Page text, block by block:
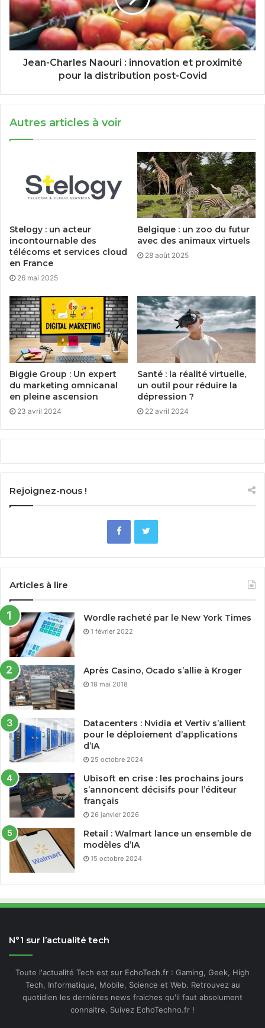
Jean-Charles Naouri : innovation et proximité
pour la distribution post-Covid
Autres articles à voir
Stelogy : un acteur
incontournable des
télécoms et services cloud
en France
26 mai 2025
Belgique : un zoo du futur
avec des animaux virtuels
28 août 2025
Biggie Group : Un expert
du marketing omnicanal
en pleine ascension
23 avril 2024
Santé : la réalité virtuelle,
un outil pour réduire la
dépression ?
22 avril 2024
Rejoignez-nous !
Articles à lire
Wordle racheté par le New York Times
1 février 2022
Après Casino, Ocado s’allie à Kroger
18 mai 2018
Datacenters : Nvidia et Vertiv s’allient
pour le déploiement d’applications
d’IA
25 octobre 2024
Ubisoft en crise : les prochains jours
s’annoncent décisifs pour l’éditeur
français
26 janvier 2026
Retail : Walmart lance un ensemble de
modèles d’IA
15 octobre 2024
N°1 sur l’actualité tech
Toute l'actualité Tech est sur EchoTech.fr : Gaming, Geek, High
Tech, Informatique, Mobile, Science et Web. Retrouvez au
quotidien les dernières news fraiches qu'il faut absolument
connaitre. Suivez EchoTechno.fr !